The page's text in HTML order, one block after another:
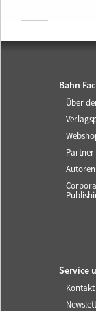
Bahn
Über
Partner
Service
Kontakt